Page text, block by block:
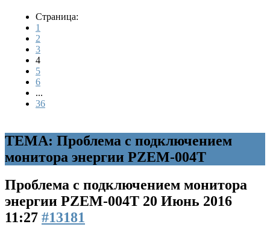
Страница:
1
2
3
4
5
6
...
36
ТЕМА: Проблема с подключением
монитора энергии PZEM-004T
Проблема с подключением монитора
энергии PZEM-004T 20 Июнь 2016
11:27 #13181